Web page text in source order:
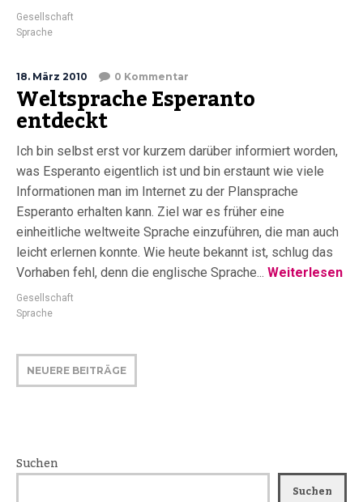
Gesellschaft
Sprache
18. März 2010 0 Kommentar
Weltsprache Esperanto
entdeckt
Ich bin selbst erst vor kurzem darüber informiert worden,
was Esperanto eigentlich ist und bin erstaunt wie viele
Informationen man im Internet zu der Plansprache
Esperanto erhalten kann. Ziel war es früher eine
einheitliche weltweite Sprache einzuführen, die man auch
leicht erlernen konnte. Wie heute bekannt ist, schlug das
Vorhaben fehl, denn die englische Sprache... Weiterlesen
Gesellschaft
Sprache
NEUERE BEITRÄGE
Suchen
Suchen